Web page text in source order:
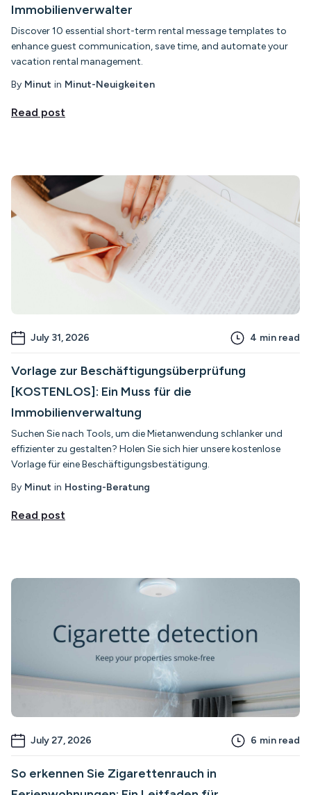
Immobilienverwalter
Discover 10 essential short-term rental message templates to
enhance guest communication, save time, and automate your
vacation rental management.
By Minut in Minut-Neuigkeiten
Read post
July 31, 2026 4 min read
Vorlage zur Beschäftigungsüberprüfung
[KOSTENLOS]: Ein Muss für die
Immobilienverwaltung
Suchen Sie nach Tools, um die Mietanwendung schlanker und
effizienter zu gestalten? Holen Sie sich hier unsere kostenlose
Vorlage für eine Beschäftigungsbestätigung.
By Minut in Hosting-Beratung
Read post
July 27, 2026 6 min read
So erkennen Sie Zigarettenrauch in